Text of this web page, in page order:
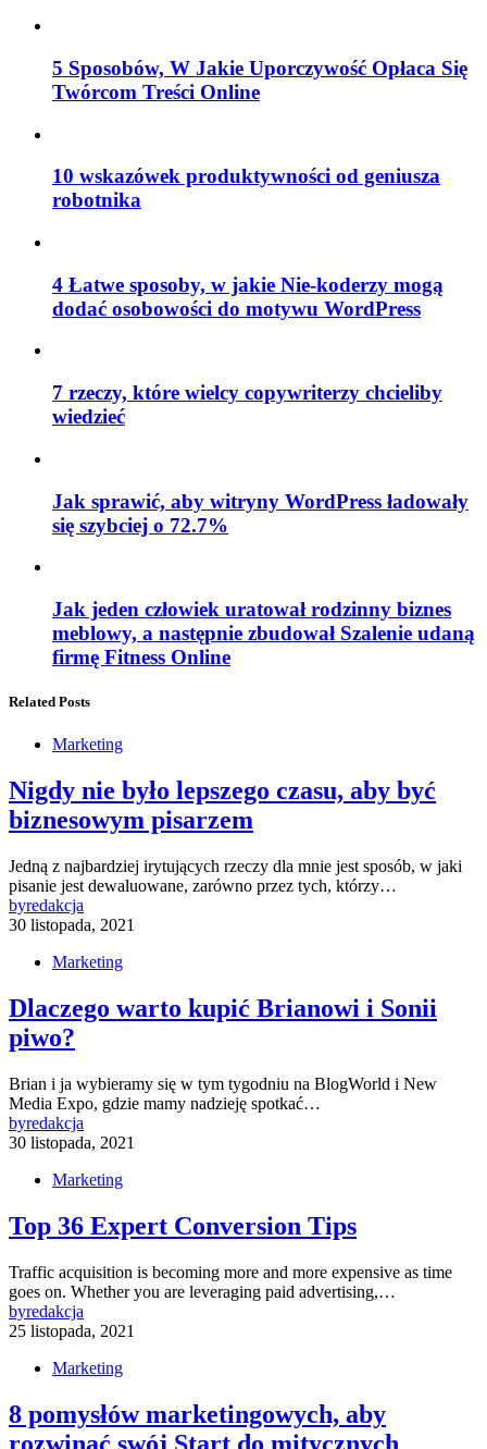
5 Sposobów, W Jakie Uporczywość Opłaca Się
Twórcom Treści Online
10 wskazówek produktywności od geniusza
robotnika
4 Łatwe sposoby, w jakie Nie-koderzy mogą
dodać osobowości do motywu WordPress
7 rzeczy, które wielcy copywriterzy chcieliby
wiedzieć
Jak sprawić, aby witryny WordPress ładowały
się szybciej o 72.7%
Jak jeden człowiek uratował rodzinny biznes
meblowy, a następnie zbudował Szalenie udaną
firmę Fitness Online
Related Posts
Marketing
Nigdy nie było lepszego czasu, aby być
biznesowym pisarzem
Jedną z najbardziej irytujących rzeczy dla mnie jest sposób, w jaki
pisanie jest dewaluowane, zarówno przez tych, którzy…
byredakcja
30 listopada, 2021
Marketing
Dlaczego warto kupić Brianowi i Sonii
piwo?
Brian i ja wybieramy się w tym tygodniu na BlogWorld i New
Media Expo, gdzie mamy nadzieję spotkać…
byredakcja
30 listopada, 2021
Marketing
Top 36 Expert Conversion Tips
Traffic acquisition is becoming more and more expensive as time
goes on. Whether you are leveraging paid advertising,…
byredakcja
25 listopada, 2021
Marketing
8 pomysłów marketingowych, aby
rozwinąć swój Start do mitycznych